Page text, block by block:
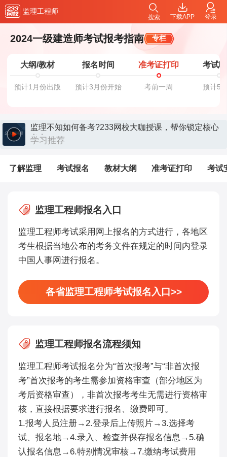
监理工程师
下载APP 登录
搜索
2024一级建造师考试报考指南 专栏
大纲/教材
预计1月份出版
报名时间
预计3月份开始
准考证打印
考前一周
考试
预计5
监理不知如何备考?233网校大咖授课，帮你锁定核心
考点>>
学习推荐
了解监理 考试报名 教材大纲 准考证打印 考试
监理工程师报名入口
监理工程师考试采用网上报名的方式进行，各地区
考生根据当地公布的考务文件在规定的时间内登录
中国人事网进行报名。
各省监理工程师考试报名入口>>
监理工程师报名流程须知
监理工程师考试报名分为“首次报考”与“非首次报
考”首次报考的考生需参加资格审查（部分地区为
考后资格审查），非首次报考考生无需进行资格审
核，直接根据要求进行报名、缴费即可。
1.报考人员注册→2.登录后上传照片→3.选择考
试、报名地→4.录入、检查并保存报名信息→5.确
认报名信息→6.特别情况审核→7.缴纳考试费用